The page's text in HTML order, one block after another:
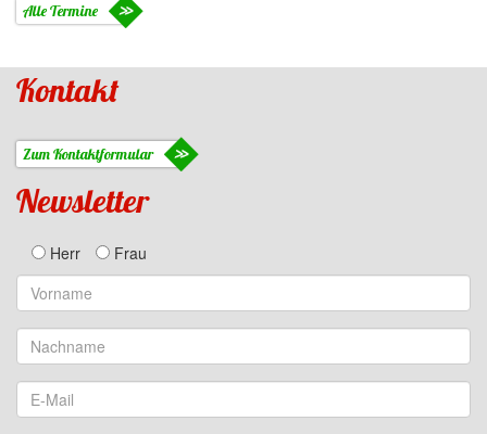
Alle Termine
Kontakt
Zum Kontaktformular
Newsletter
Herr Frau